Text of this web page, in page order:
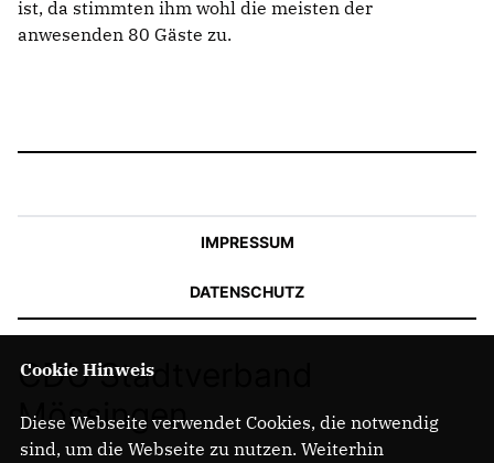
ist, da stimmten ihm wohl die meisten der
anwesenden 80 Gäste zu.
IMPRESSUM
DATENSCHUTZ
CDU Stadtverband
Mössingen
Cookie Hinweis
Diese Webseite verwendet Cookies, die notwendig
sind, um die Webseite zu nutzen. Weiterhin